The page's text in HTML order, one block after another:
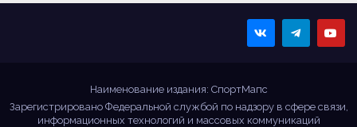
Наименование издания: СпортМапс
Зарегистрировано Федеральной службой по надзору в сфере связи,
информационных технологий и массовых коммуникаций